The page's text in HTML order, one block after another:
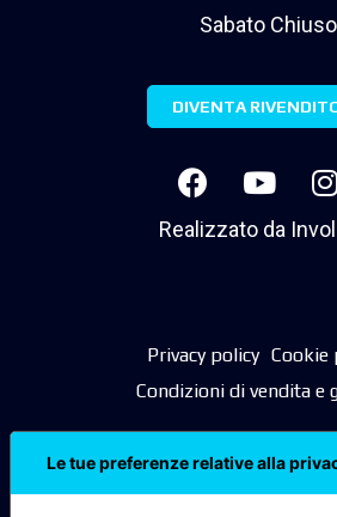
Sabato Chiuso
DIVENTA
Realizzato da
Privacy policy Cookie
Condizioni di vendita e
Le tue preferenze relative alla